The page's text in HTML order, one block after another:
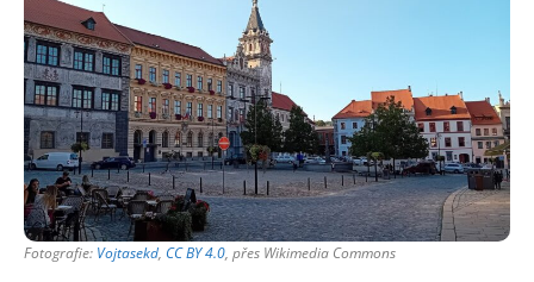
Fotografie: Vojtasekd, CC BY 4.0, přes Wikimedia Commons